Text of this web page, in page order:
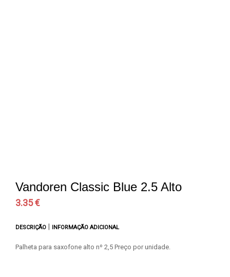
Vandoren Classic Blue 2.5 Alto
3.35 €
DESCRIÇÃO | INFORMAÇÃO ADICIONAL
Palheta para saxofone alto nº 2,5 Preço por unidade.